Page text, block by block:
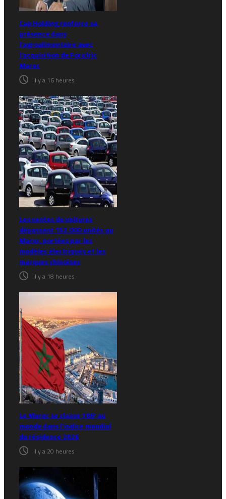
Cap Holding renforce sa
présence dans
l’agroalimentaire avec
l’acquisition de Forafric
Maroc
il y a 16 heures
Les ventes de voitures
dépassent 152.000 unités au
Maroc, portées par les
modèles électriques et les
marques chinoises
il y a 18 heures
Le Maroc se classe 106ᵉ au
monde dans l’indice mondial
de résidence 2026
il y a 20 heures